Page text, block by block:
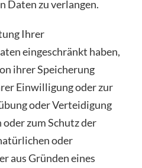
Daten zu verlangen.
Ihrer
eingeschränkt haben,
ihrer Speicherung
Einwilligung oder zur
oder Verteidigung
zum Schutz der
oder
aus Gründen eines